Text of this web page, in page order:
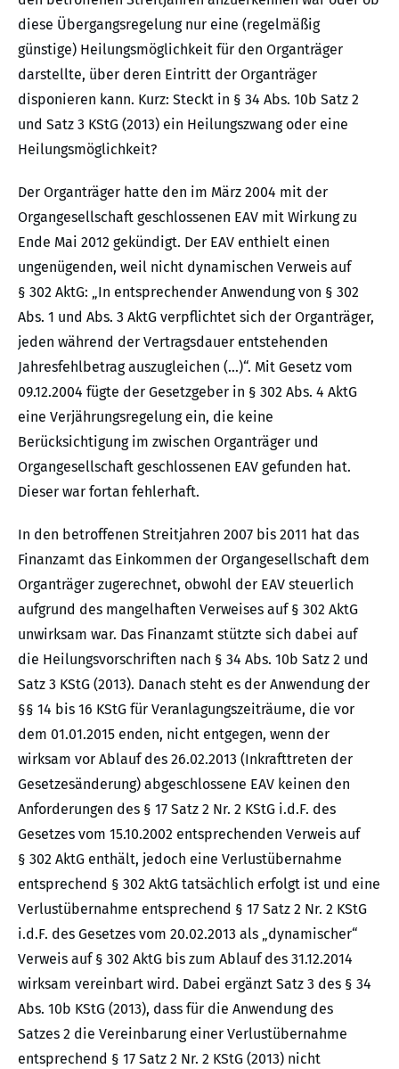
diese Übergangsregelung nur eine (regelmäßig
günstige) Heilungsmöglichkeit für den Organträger
darstellte, über deren Eintritt der Organträger
disponieren kann. Kurz: Steckt in § 34 Abs. 10b Satz 2
und Satz 3 KStG (2013) ein Heilungszwang oder eine
Heilungsmöglichkeit?
Der Organträger hatte den im März 2004 mit der
Organgesellschaft geschlossenen EAV mit Wirkung zu
Ende Mai 2012 gekündigt. Der EAV enthielt einen
ungenügenden, weil nicht dynamischen Verweis auf
§ 302 AktG: „In entsprechender Anwendung von § 302
Abs. 1 und Abs. 3 AktG verpflichtet sich der Organträger,
jeden während der Vertragsdauer entstehenden
Jahresfehlbetrag auszugleichen (…)“. Mit Gesetz vom
09.12.2004 fügte der Gesetzgeber in § 302 Abs. 4 AktG
eine Verjährungsregelung ein, die keine
Berücksichtigung im zwischen Organträger und
Organgesellschaft geschlossenen EAV gefunden hat.
Dieser war fortan fehlerhaft.
In den betroffenen Streitjahren 2007 bis 2011 hat das
Finanzamt das Einkommen der Organgesellschaft dem
Organträger zugerechnet, obwohl der EAV steuerlich
aufgrund des mangelhaften Verweises auf § 302 AktG
unwirksam war. Das Finanzamt stützte sich dabei auf
die Heilungsvorschriften nach § 34 Abs. 10b Satz 2 und
Satz 3 KStG (2013). Danach steht es der Anwendung der
§§ 14 bis 16 KStG für Veranlagungszeiträume, die vor
dem 01.01.2015 enden, nicht entgegen, wenn der
wirksam vor Ablauf des 26.02.2013 (Inkrafttreten der
Gesetzesänderung) abgeschlossene EAV keinen den
Anforderungen des § 17 Satz 2 Nr. 2 KStG i.d.F. des
Gesetzes vom 15.10.2002 entsprechenden Verweis auf
§ 302 AktG enthält, jedoch eine Verlustübernahme
entsprechend § 302 AktG tatsächlich erfolgt ist und eine
Verlustübernahme entsprechend § 17 Satz 2 Nr. 2 KStG
i.d.F. des Gesetzes vom 20.02.2013 als „dynamischer“
Verweis auf § 302 AktG bis zum Ablauf des 31.12.2014
wirksam vereinbart wird. Dabei ergänzt Satz 3 des § 34
Abs. 10b KStG (2013), dass für die Anwendung des
Satzes 2 die Vereinbarung einer Verlustübernahme
entsprechend § 17 Satz 2 Nr. 2 KStG (2013) nicht